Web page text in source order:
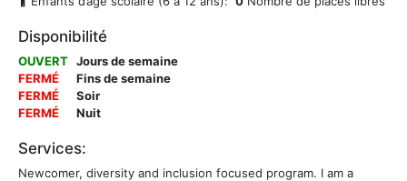
Disponibilité
OUVERT Jours de semaine
FERMÉ
Fins de semaine
FERMÉ
Soir
FERMÉ
Nuit
Services:
Newcomer, diversity and inclusion focused program. I am a